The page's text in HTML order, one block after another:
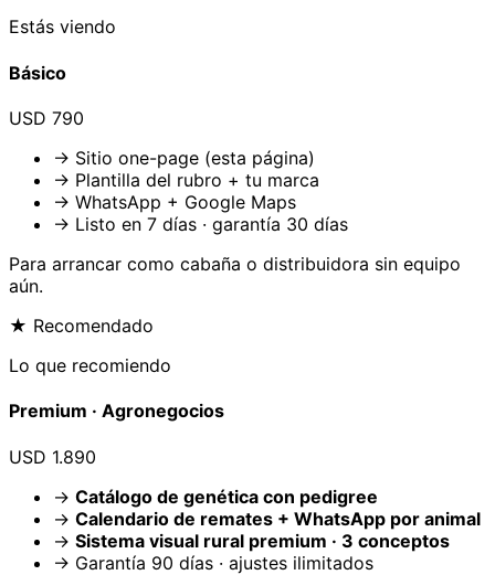
Estás viendo
Básico
USD 790
→ Sitio one-page (esta página)
→ Plantilla del rubro + tu marca
→ WhatsApp + Google Maps
→ Listo en 7 días · garantía 30 días
Para arrancar como cabaña o distribuidora sin equipo
aún.
★ Recomendado
Lo que recomiendo
Premium · Agronegocios
USD 1.890
→ Catálogo de genética con pedigree
→ Calendario de remates + WhatsApp por animal
→ Sistema visual rural premium · 3 conceptos
→ Garantía 90 días · ajustes ilimitados